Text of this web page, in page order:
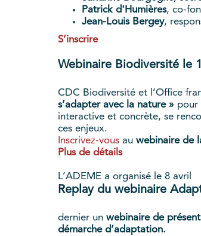
Patrick d'Humières, co-
Jean-Louis Bergey,
S’inscrire
Webinaire Biodiversité le
CDC Biodiversité et l’Office
s’adapter avec la nature » pour
interactive et concrète, se
ces enjeux.
Inscrivez-vous au webinaire de
Plus de détails
L’ADEME a organisé le 8 avril
Replay du webinaire
dernier un webinaire de
démarche d’adaptation.